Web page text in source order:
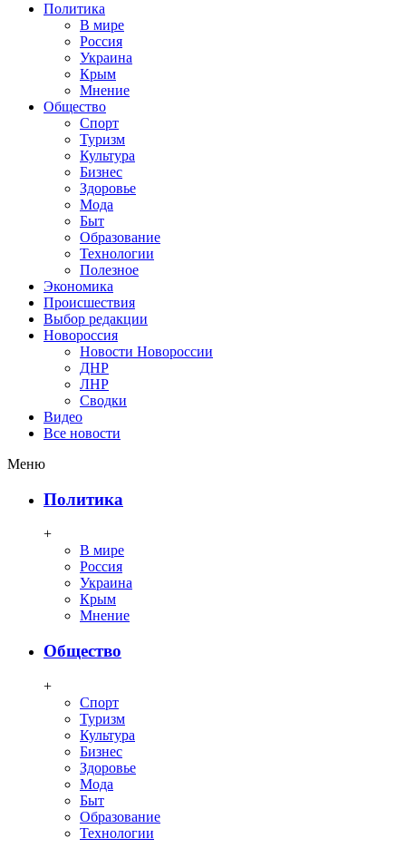
Политика
В мире
Россия
Украина
Крым
Мнение
Общество
Спорт
Туризм
Культура
Бизнес
Здоровье
Мода
Быт
Образование
Технологии
Полезное
Экономика
Происшествия
Выбор редакции
Новороссия
Новости Новороссии
ДНР
ЛНР
Сводки
Видео
Все новости
Меню
Политика
+
В мире
Россия
Украина
Крым
Мнение
Общество
+
Спорт
Туризм
Культура
Бизнес
Здоровье
Мода
Быт
Образование
Технологии